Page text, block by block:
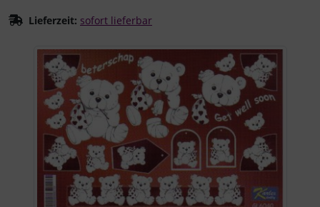
Lieferzeit: sofort lieferbar
Wenn mehr als ein Produktbild existiert, können Sie die